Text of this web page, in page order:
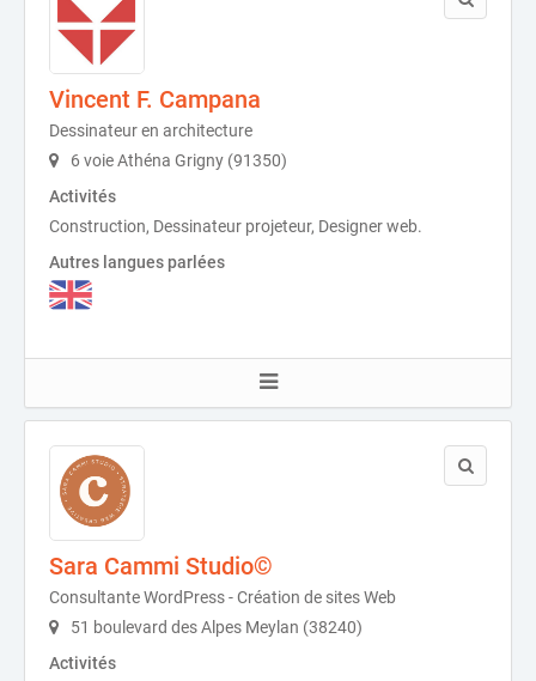
Vincent F. Campana
Dessinateur en architecture
6 voie Athéna Grigny (91350)
Activités
Construction, Dessinateur projeteur, Designer web.
Autres langues parlées
Sara Cammi Studio©
Consultante WordPress - Création de sites Web
51 boulevard des Alpes Meylan (38240)
Activités